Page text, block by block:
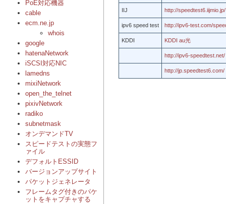
PoE対応機器
cable
ecm.ne.jp
whois
google
hatenaNetwork
iSCSI対応NIC
lamedns
mixiNetwork
open_the_telnet
pixivNetwork
radiko
subnetmask
オンデマンドTV
スピードテストの実態フ
ァイル
デフォルトESSID
バージョンアップサイト
パケットジェネレータ
フレームタグ付きのパケ
ットをキャプチャする
IIJ http://speedtest6.iijmio.jp/
ipv6 speed test http://ipv6-test.com/
KDDI KDDI au光
http://ipv6-speedtest.net/
http://jp.speedtest6.com/